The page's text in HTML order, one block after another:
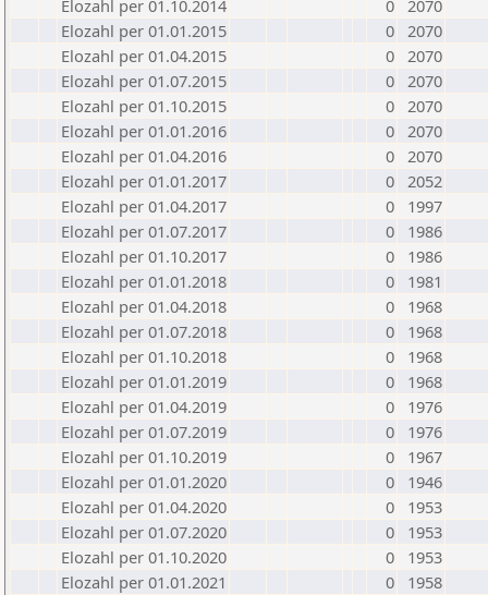
Elozahl per 01.10.2014
0 2070
Elozahl per 01.01.2015
0 2070
Elozahl per 01.04.2015
0 2070
Elozahl per 01.07.2015
0 2070
Elozahl per 01.10.2015
0 2070
Elozahl per 01.01.2016
0 2070
Elozahl per 01.04.2016
0 2070
Elozahl per 01.01.2017
0 2052
Elozahl per 01.04.2017
0
1997
Elozahl per 01.07.2017
0
1986
Elozahl per 01.10.2017
0
1986
Elozahl per 01.01.2018
0
1981
Elozahl per 01.04.2018
0
1968
Elozahl per 01.07.2018
0
1968
Elozahl per 01.10.2018
0
1968
Elozahl per 01.01.2019
0
1968
Elozahl per 01.04.2019
0
1976
Elozahl per 01.07.2019
0
1976
Elozahl per 01.10.2019
0
1967
Elozahl per 01.01.2020
0
1946
Elozahl per 01.04.2020
0
1953
Elozahl per 01.07.2020
0
1953
Elozahl per 01.10.2020
0
1953
Elozahl per 01.01.2021
0
1958